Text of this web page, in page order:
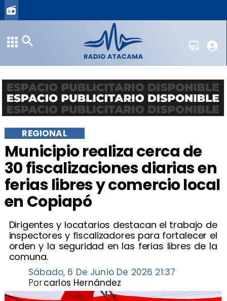
​Municipio realiza cerca de
30 fiscalizaciones diarias en
ferias libres y comercio local
en Copiapó
​Dirigentes y locatarios destacan el trabajo de
inspectores y fiscalizadores para fortalecer el
orden y la seguridad en las ferias libres de la
comuna.
REGIONAL
Sábado, 6 De Junio De 2026 21:37
carlos Hernández
Por